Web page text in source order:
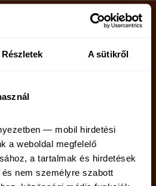
Részletek A sütikről
— mobil hirdetési
a weboldal megfelelő
a tartalmak és hirdetések
nem személyre szabott
Lakásbiztosítás
Utasbiztosítás